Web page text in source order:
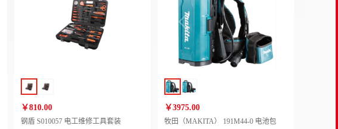
￥810.00
钢盾 S010057 电工维修工具套装
￥3975.00
牧田（MAKITA） 191M44-0 电池包